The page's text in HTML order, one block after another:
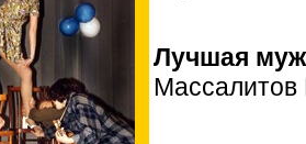
Лучшая